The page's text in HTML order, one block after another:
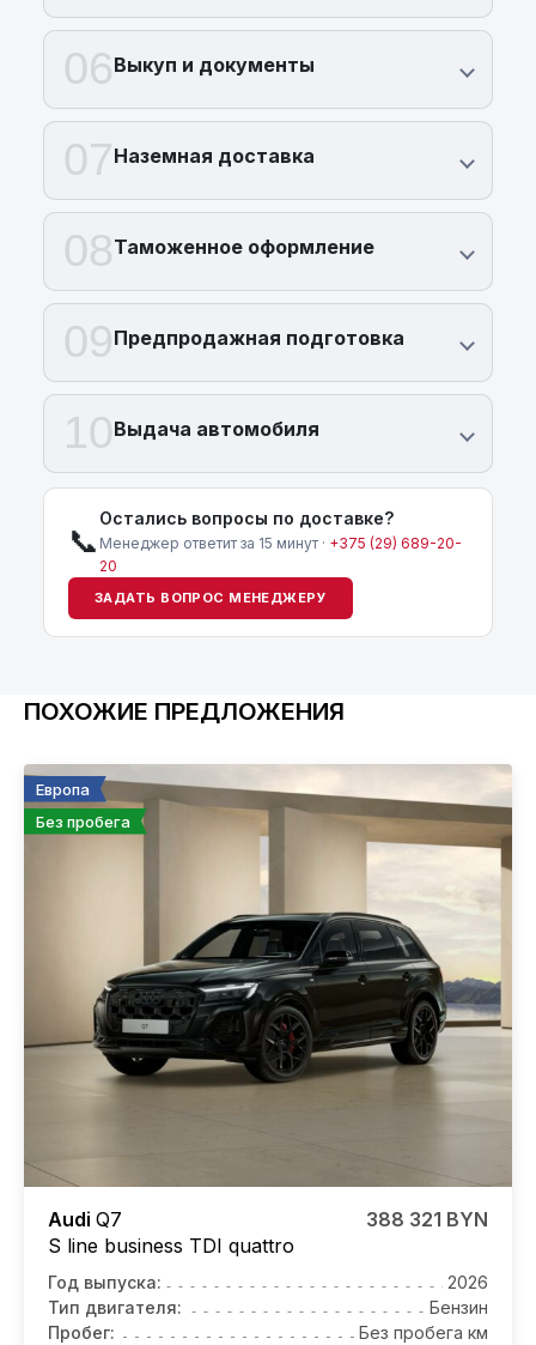
06Выкуп и документы
07Наземная доставка
08Таможенное оформление
09Предпродажная подготовка
10Выдача автомобиля
📞
Остались вопросы по доставке?
Менеджер ответит за 15 минут · +375 (29) 689-20-
20
ЗАДАТЬ ВОПРОС МЕНЕДЖЕРУ
ПОХОЖИЕ ПРЕДЛОЖЕНИЯ
Европа
Без пробега
Audi Q7
S line business TDI quattro
388 321 BYN
Год выпуска:
2026
Тип двигателя:
Бензин
Пробег:
Без пробега км